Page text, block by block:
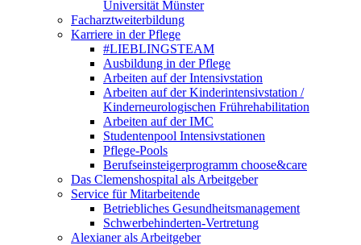
Universität Münster
Facharztweiterbildung
Karriere in der Pflege
#LIEBLINGSTEAM
Ausbildung in der Pflege
Arbeiten auf der Intensivstation
Arbeiten auf der Kinderintensivstation /
Kinderneurologischen Frührehabilitation
Arbeiten auf der IMC
Studentenpool Intensivstationen
Pflege-Pools
Berufseinsteigerprogramm choose&care
Das Clemenshospital als Arbeitgeber
Service für Mitarbeitende
Betriebliches Gesundheitsmanagement
Schwerbehinderten-Vertretung
Alexianer als Arbeitgeber